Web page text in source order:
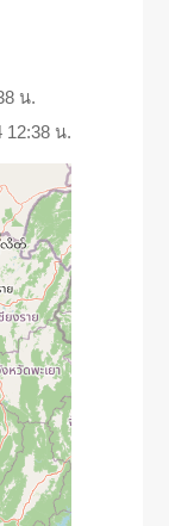
น.
12:38 น.